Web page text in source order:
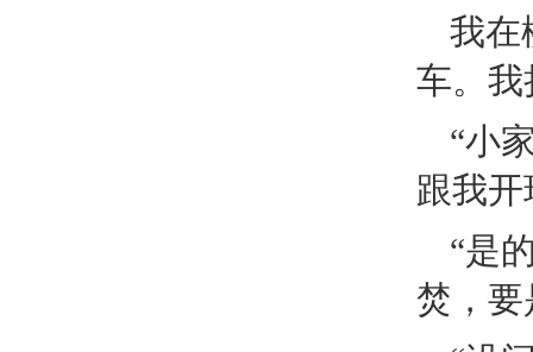
我在
车。我
“小
跟我
“是
焚，